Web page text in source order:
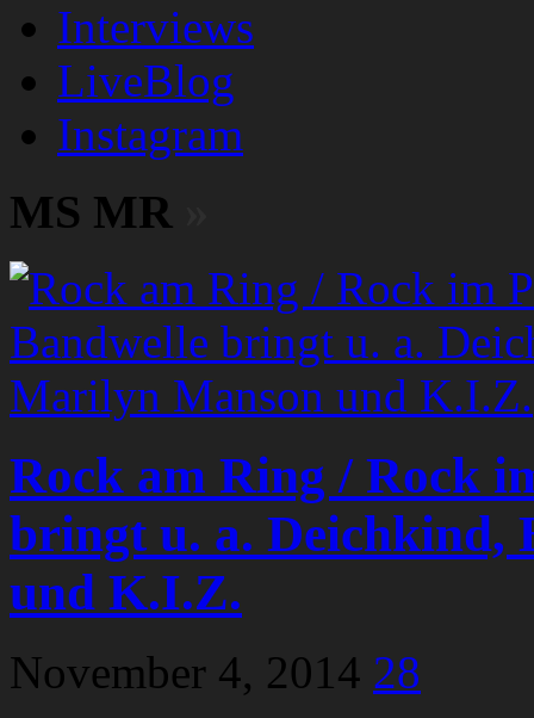
Interviews
LiveBlog
Instagram
MS MR
Rock am Ring / Rock
bringt u. a. Deichkind,
und K.I.Z.
November 4, 2014 28